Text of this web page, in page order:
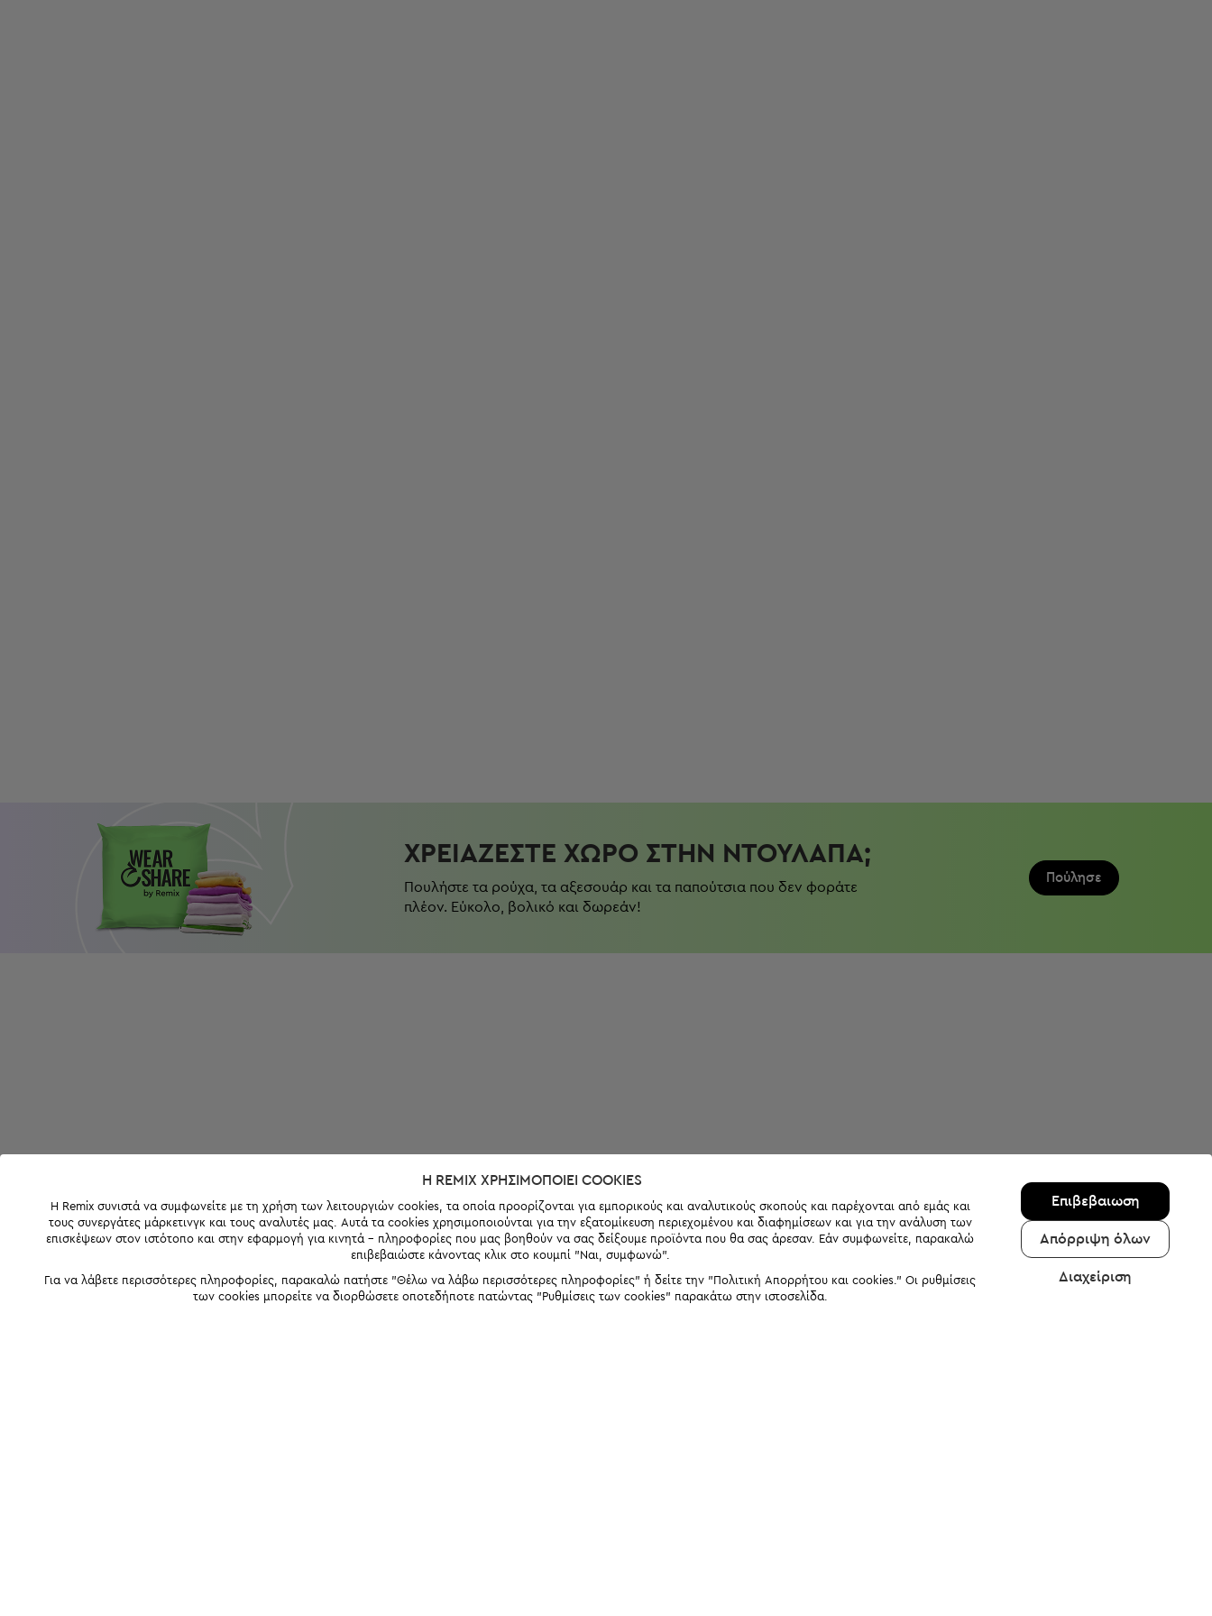
ΧΡΕΙΆΖΕΣΤΕ ΧΏΡΟ ΣΤΗΝ ΝΤΟΥΛΆΠΑ;
Πουλήστε τα ρούχα, τα αξεσουάρ και τα παπούτσια που δεν φοράτε
πλέον. Εύκολο, βολικό και δωρεάν!
Πούλησε
Η REMIX ΧΡΗΣΙΜΟΠΟΙΕΊ COOKIES
Η Remix συνιστά να συμφωνείτε με τη χρήση των λειτουργιών cookies, τα οποία προορίζονται για εμπορικούς και αναλυτικούς σκοπούς και παρέχονται από εμάς και
τους συνεργάτες μάρκετινγκ και τους αναλυτές μας. Αυτά τα cookies χρησιμοποιούνται για την εξατομίκευση περιεχομένου και διαφημίσεων και για την ανάλυση των
επισκέψεων στον ιστότοπο και στην εφαρμογή για κινητά - πληροφορίες που μας βοηθούν να σας δείξουμε προϊόντα που θα σας άρεσαν. Εάν συμφωνείτε, παρακαλώ
επιβεβαιώστε κάνοντας κλικ στο κουμπί "Ναι, συμφωνώ".
Για να λάβετε περισσότερες πληροφορίες, παρακαλώ πατήστε "Θέλω να λάβω περισσότερες πληροφορίες" ή δείτε την "Πολιτική Απορρήτου και cookies." Οι ρυθμίσεις
των cookies μπορείτε να διορθώσετε οποτεδήποτε πατώντας "Ρυθμίσεις των cookies" παρακάτω στην ιστοσελίδα.
Επιβεβαιωση
Απόρριψη όλων
Διαχείριση